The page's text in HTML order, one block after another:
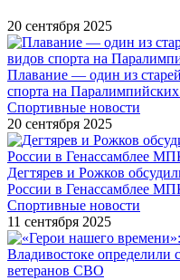
20 сентября 2025
Плавание — один из
спорта на
Спортивные новости
20 сентября 2025
Дегтярев и Рожков
России в Генассамблее
Спортивные новости
11 сентября 2025